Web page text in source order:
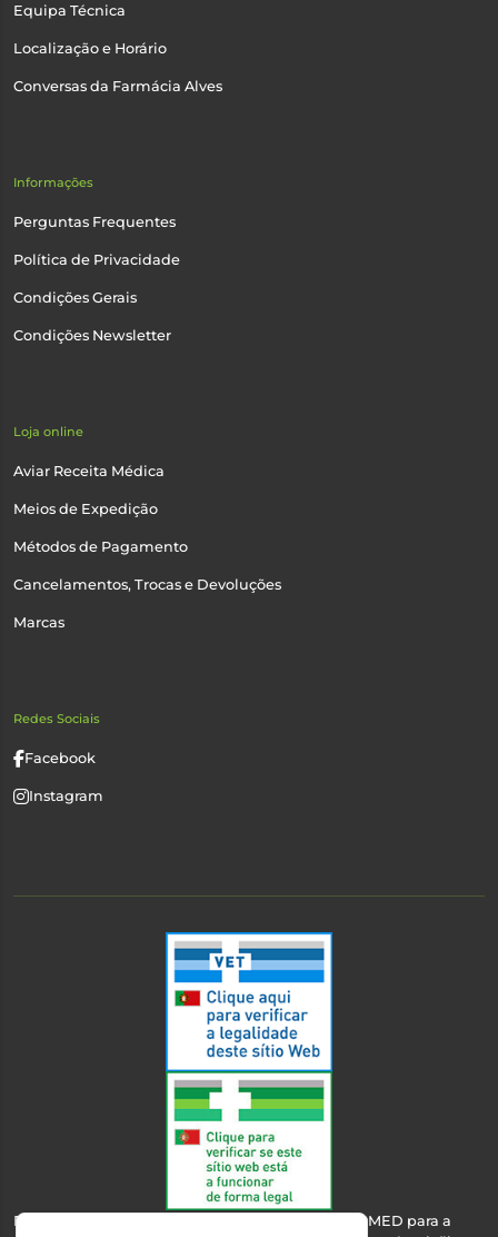
Equipa Técnica
Localização e Horário
Conversas da Farmácia Alves
Informações
Perguntas Frequentes
Política de Privacidade
Condições Gerais
Condições Newsletter
Loja online
Aviar Receita Médica
Meios de Expedição
Métodos de Pagamento
Cancelamentos, Trocas e Devoluções
Marcas
Redes Sociais
Facebook
Instagram
Esta farmácia encontra-se autorizada pelo INFARMED para a